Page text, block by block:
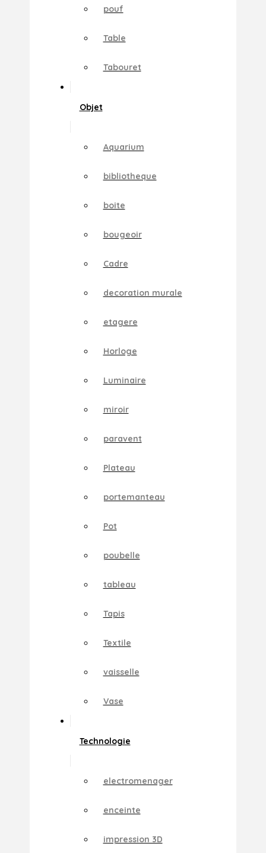
pouf
Table
Tabouret
Objet
Aquarium
bibliotheque
boite
bougeoir
Cadre
decoration murale
etagere
Horloge
Luminaire
miroir
paravent
Plateau
portemanteau
Pot
poubelle
tableau
Tapis
Textile
vaisselle
Vase
Technologie
electromenager
enceinte
impression 3D